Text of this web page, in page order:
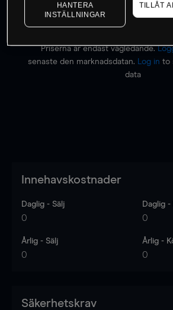
Priserna är endast vägledande.
senaste den marknadsdatan.
Log in to
data
Innehavskostnader
Daglig - Sälj
0
Daglig -
0
Årlig - Sälj
0
Årlig -
0
Säkerhetskrav
HANTERA
INSTÄLLNINGAR
TILLÅT